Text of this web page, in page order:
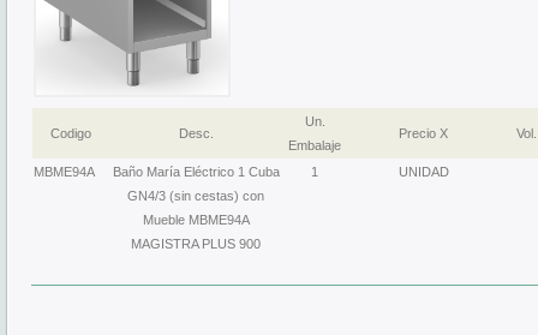
Codigo Desc.
Un.
Embalaje
Precio X Vol.
MBME94A
Baño María Eléctrico 1 Cuba
GN4/3 (sin cestas) con
Mueble MBME94A
MAGISTRA PLUS 900
1 UNIDAD